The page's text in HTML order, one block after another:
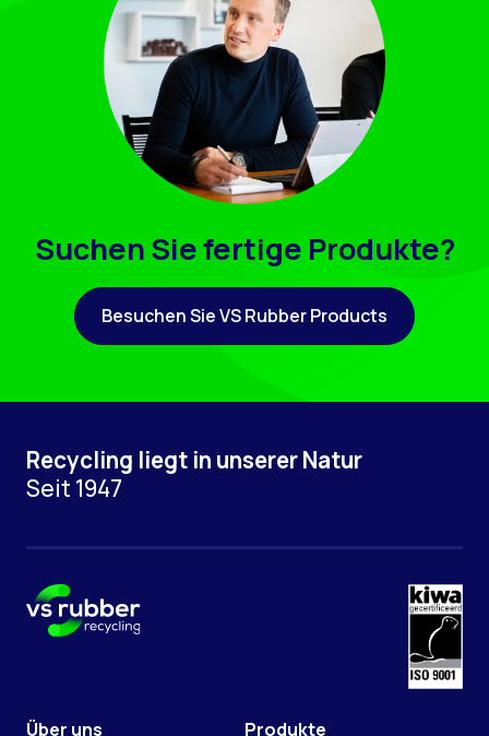
Suchen Sie fertige Produkte?
Besuchen Sie VS Rubber Products
Recycling liegt in unserer Natur
Seit 1947
Über uns Produkte